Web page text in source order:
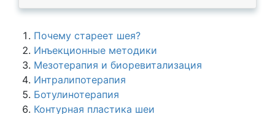
Почему стареет шея?
Инъекционные методики
Мезотерапия и биоревитализация
Интралипотерапия
Ботулинотерапия
Контурная пластика шеи